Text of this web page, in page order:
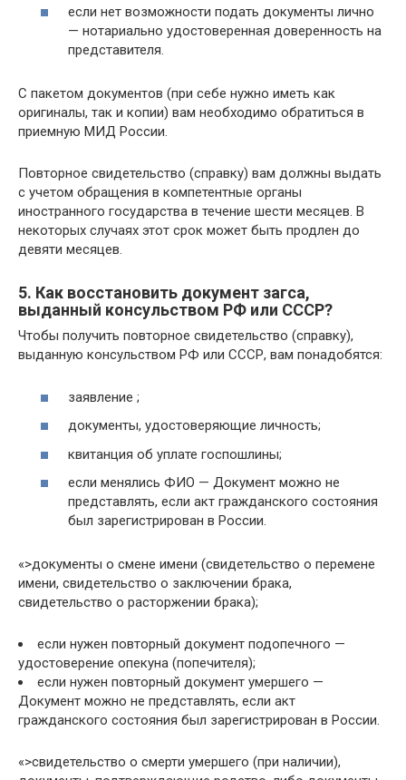
если нет возможности подать документы лично
— нотариально удостоверенная доверенность на
представителя.
С пакетом документов (при себе нужно иметь как
оригиналы, так и копии) вам необходимо обратиться в
приемную МИД России.
Повторное свидетельство (справку) вам должны выдать
с учетом обращения в компетентные органы
иностранного государства в течение шести месяцев. В
некоторых случаях этот срок может быть продлен до
девяти месяцев.
5. Как восстановить документ загса,
выданный консульством РФ или СССР?
Чтобы получить повторное свидетельство (справку),
выданную консульством РФ или СССР, вам понадобятся:
заявление ;
документы, удостоверяющие личность;
квитанция об уплате госпошлины;
если менялись ФИО — Документ можно не
представлять, если акт гражданского состояния
был зарегистрирован в России.
«>документы о смене имени (свидетельство о перемене
имени, свидетельство о заключении брака,
свидетельство о расторжении брака);
если нужен повторный документ подопечного —
удостоверение опекуна (попечителя);
если нужен повторный документ умершего —
Документ можно не представлять, если акт
гражданского состояния был зарегистрирован в России.
«>свидетельство о смерти умершего (при наличии),